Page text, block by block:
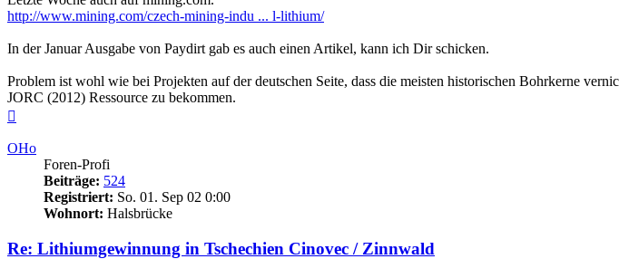
http://www.mining.com/czech-mining-indu ... l-lithium/
In der Januar Ausgabe von Paydirt gab es auch einen Artikel, kann ich Dir schicken.
Problem ist wohl wie bei Projekten auf der deutschen Seite, dass die meisten historischen Bohrkerne
JORC (2012) Ressource zu bekommen.
OHo
Foren-Profi
Beiträge: 524
Registriert: So. 01. Sep 02 0:00
Wohnort: Halsbrücke
Re: Lithiumgewinnung in Tschechien Cinovec / Zinnwald